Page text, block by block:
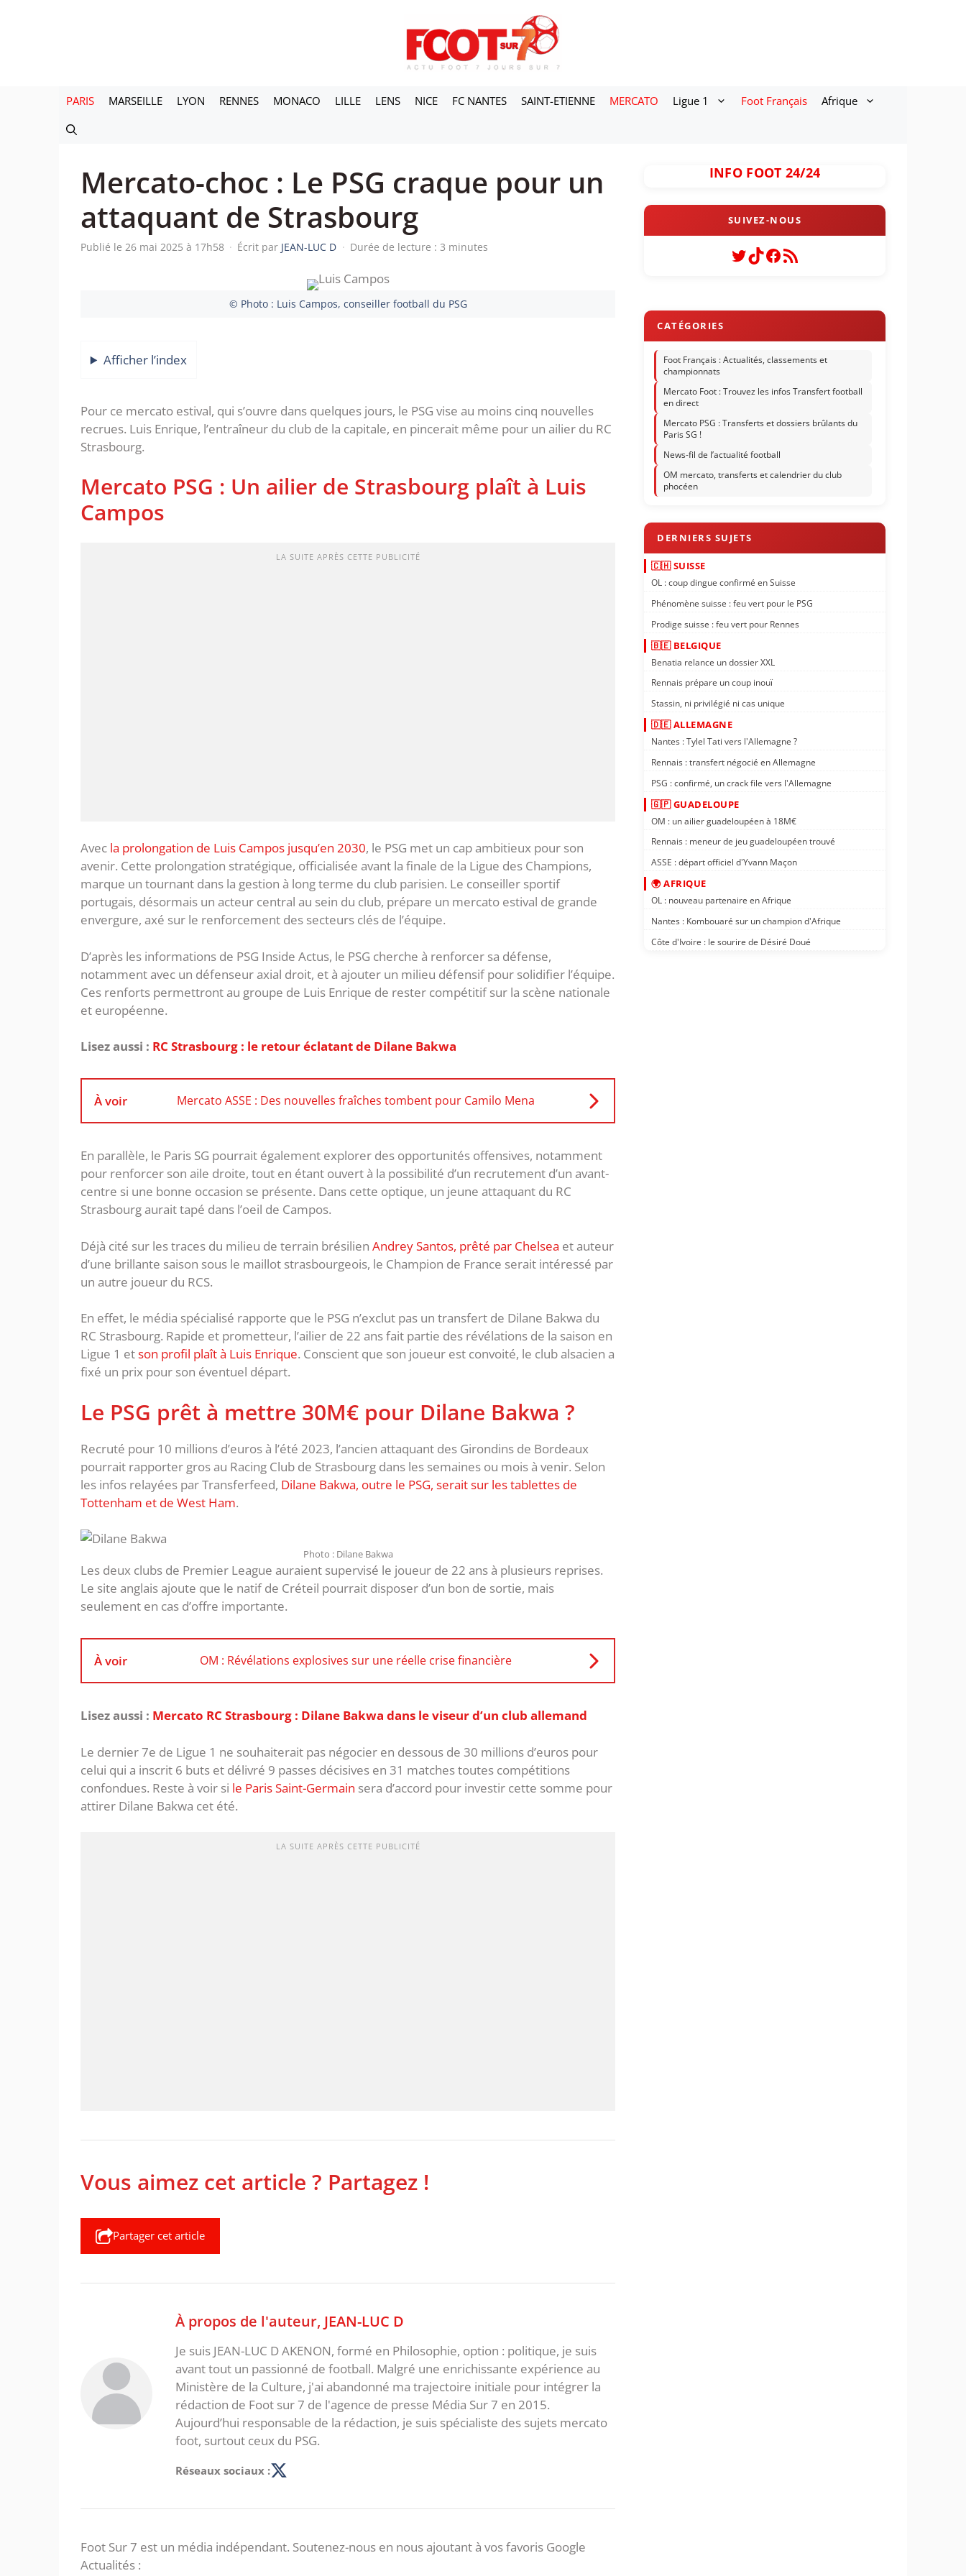
PARIS MARSEILLE LYON RENNES MONACO LILLE LENS NICE FC NANTES SAINT-ETIENNE MERCATO Ligue 1 Foot Français Afrique
Mercato-choc : Le PSG craque pour un
attaquant de Strasbourg
Publié le 26 mai 2025 à 17h58 · Écrit par JEAN-LUC D · Durée de lecture : 3 minutes
© Photo : Luis Campos, conseiller football du PSG
Afficher l’index
Pour ce mercato estival, qui s’ouvre dans quelques jours, le PSG vise au moins cinq nouvelles
recrues. Luis Enrique, l’entraîneur du club de la capitale, en pincerait même pour un ailier du RC
Strasbourg.
Mercato PSG : Un ailier de Strasbourg plaît à Luis
Campos
LA SUITE APRÈS CETTE PUBLICITÉ
Avec la prolongation de Luis Campos jusqu’en 2030, le PSG met un cap ambitieux pour son
avenir. Cette prolongation stratégique, officialisée avant la finale de la Ligue des Champions,
marque un tournant dans la gestion à long terme du club parisien. Le conseiller sportif
portugais, désormais un acteur central au sein du club, prépare un mercato estival de grande
envergure, axé sur le renforcement des secteurs clés de l’équipe.
D’après les informations de PSG Inside Actus, le PSG cherche à renforcer sa défense,
notamment avec un défenseur axial droit, et à ajouter un milieu défensif pour solidifier l’équipe.
Ces renforts permettront au groupe de Luis Enrique de rester compétitif sur la scène nationale
et européenne.
Lisez aussi : RC Strasbourg : le retour éclatant de Dilane Bakwa
À voir Mercato ASSE : Des nouvelles fraîches tombent pour Camilo Mena
En parallèle, le Paris SG pourrait également explorer des opportunités offensives, notamment
pour renforcer son aile droite, tout en étant ouvert à la possibilité d’un recrutement d’un avant-
centre si une bonne occasion se présente. Dans cette optique, un jeune attaquant du RC
Strasbourg aurait tapé dans l’oeil de Campos.
Déjà cité sur les traces du milieu de terrain brésilien Andrey Santos, prêté par Chelsea et auteur
d’une brillante saison sous le maillot strasbourgeois, le Champion de France serait intéressé par
un autre joueur du RCS.
En effet, le média spécialisé rapporte que le PSG n’exclut pas un transfert de Dilane Bakwa du
RC Strasbourg. Rapide et prometteur, l’ailier de 22 ans fait partie des révélations de la saison en
Ligue 1 etson profil plaît à Luis Enrique. Conscient que son joueur est convoité, le club alsacien a
fixé un prix pour son éventuel départ.
Le PSG prêt à mettre 30M€ pour Dilane Bakwa ?
Recruté pour 10 millions d’euros à l’été 2023, l’ancien attaquant des Girondins de Bordeaux
pourrait rapporter gros au Racing Club de Strasbourg dans les semaines ou mois à venir. Selon
les infos relayées par Transferfeed, Dilane Bakwa, outre le PSG, serait sur les tablettes de
Tottenham et de West Ham.
Photo : Dilane Bakwa
Les deux clubs de Premier League auraient supervisé le joueur de 22 ans à plusieurs reprises.
Le site anglais ajoute que le natif de Créteil pourrait disposer d’un bon de sortie, mais
seulement en cas d’offre importante.
À voir OM : Révélations explosives sur une réelle crise financière
Lisez aussi : Mercato RC Strasbourg : Dilane Bakwa dans le viseur d’un club allemand
Le dernier 7e de Ligue 1 ne souhaiterait pas négocier en dessous de 30 millions d’euros pour
celui qui a inscrit 6 buts et délivré 9 passes décisives en 31 matches toutes compétitions
confondues. Reste à voir si le Paris Saint-Germain sera d’accord pour investir cette somme pour
attirer Dilane Bakwa cet été.
LA SUITE APRÈS CETTE PUBLICITÉ
Vous aimez cet article ? Partagez !
Partager cet article
À propos de l'auteur, JEAN-LUC D
Je suis JEAN-LUC D AKENON, formé en Philosophie, option : politique, je suis
avant tout un passionné de football. Malgré une enrichissante expérience au
Ministère de la Culture, j'ai abandonné ma trajectoire initiale pour intégrer la
rédaction de Foot sur 7 de l'agence de presse Média Sur 7 en 2015.
Aujourd’hui responsable de la rédaction, je suis spécialiste des sujets mercato
foot, surtout ceux du PSG.
Réseaux sociaux :
Foot Sur 7 est un média indépendant. Soutenez-nous en nous ajoutant à vos favoris Google
Actualités :
INFO FOOT 24/24
Twitter
TikTok
Facebook
Flux RSS
Foot Français : Actualités, classements et
championnats
Mercato Foot : Trouvez les infos Transfert football
en direct
Mercato PSG : Transferts et dossiers brûlants du
Paris SG !
News-fil de l’actualité football
OM mercato, transferts et calendrier du club
phocéen
🇨🇭 SUISSE
OL : coup dingue confirmé en Suisse
Phénomène suisse : feu vert pour le PSG
Prodige suisse : feu vert pour Rennes
🇧🇪 BELGIQUE
Benatia relance un dossier XXL
Rennais prépare un coup inouï
Stassin, ni privilégié ni cas unique
🇩🇪 ALLEMAGNE
Nantes : Tylel Tati vers l'Allemagne ?
Rennais : transfert négocié en Allemagne
PSG : confirmé, un crack file vers l'Allemagne
🇬🇵 GUADELOUPE
OM : un ailier guadeloupéen à 18M€
Rennais : meneur de jeu guadeloupéen trouvé
ASSE : départ officiel d'Yvann Maçon
🌍 AFRIQUE
OL : nouveau partenaire en Afrique
Nantes : Kombouaré sur un champion d'Afrique
Côte d'Ivoire : le sourire de Désiré Doué